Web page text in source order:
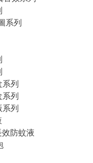
系列
系列
系列
系列
防蚊液